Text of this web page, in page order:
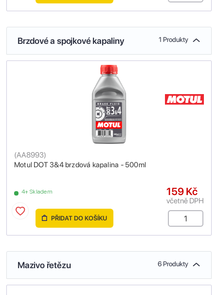
Brzdové a spojkové kapaliny 1 Produkty
Motul DOT 3&4 brzdová kapalina - 500ml
(AA8993)
4+ Skladem 159 Kč
včetně DPH
PŘIDAT DO KOŠÍKU
Mazivo řetězu 6 Produkty